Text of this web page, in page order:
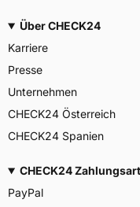
Über CHECK24
Karriere
Presse
Unternehmen
CHECK24 Österreich
CHECK24 Spanien
CHECK24
PayPal